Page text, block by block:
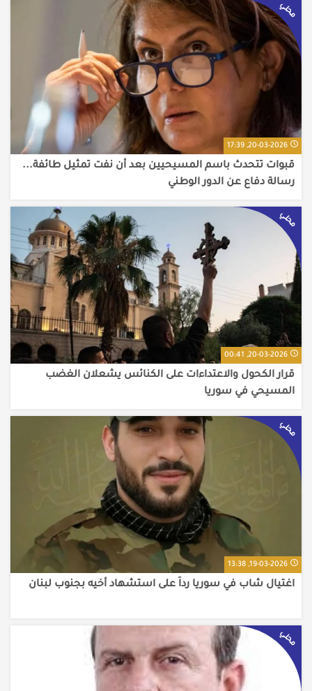
محلي
20-03-2026, 17:39
قبوات تتحدث باسم المسيحيين بعد أن نفت تمثيل طائفة...
رسالة دفاع عن الدور الوطني
محلي
20-03-2026, 00:41
قرار الكحول والاعتداءات على الكنائس يشعلان الغضب
المسيحي في سوريا
محلي
19-03-2026, 13:38
اغتيال شاب في سوريا رداً على استشهاد أخيه بجنوب لبنان
محلي